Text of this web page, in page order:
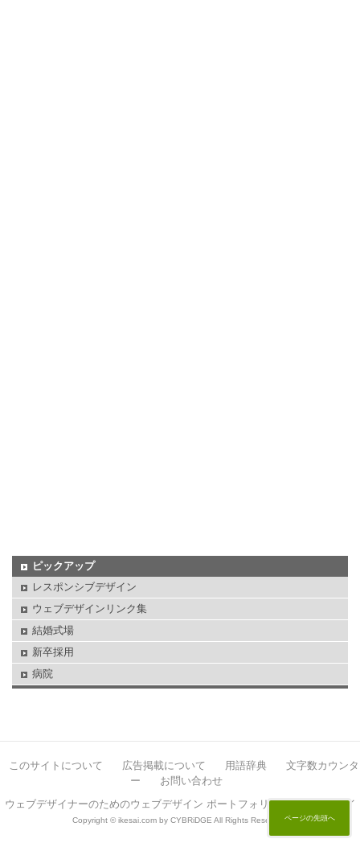
ピックアップ
レスポンシブデザイン
ウェブデザインリンク集
結婚式場
新卒採用
病院
ページの先頭へ
このサイトについて 広告掲載について 用語辞典
文字数カウンタ
ー
お問い合わせ
ウェブデザイナーのためのウェブデザイン ポートフォリオサイト イケサイ
Copyright © ikesai.com by CYBRiDGE All Rights Reserved.